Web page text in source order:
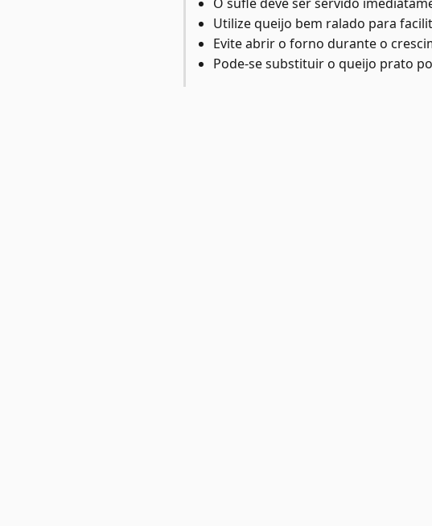
Utilize queijo bem ralado para
Evite abrir o forno durante o
Pode-se substituir o queijo prato